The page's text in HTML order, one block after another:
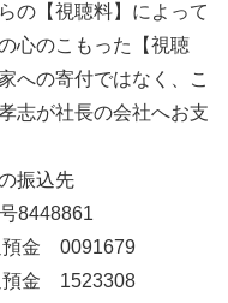
の【視聴料】によって
心のこもった【視聴
への寄付ではなく、こ
志が社長の会社へお支
振込先
8448861
金 0091679
金 1523308